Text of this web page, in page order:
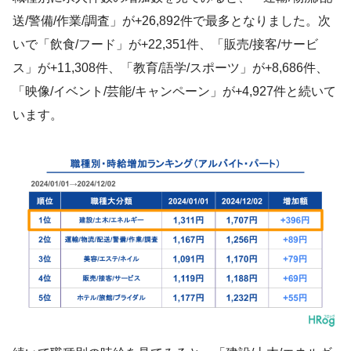
送/警備/作業/調査」が+26,892件で最多となりました。次
いで「飲食/フード」が+22,351件、「販売/接客/サービ
ス」が+11,308件、「教育/語学/スポーツ」が+8,686件、
「映像/イベント/芸能/キャンペーン」が+4,927件と続いて
います。